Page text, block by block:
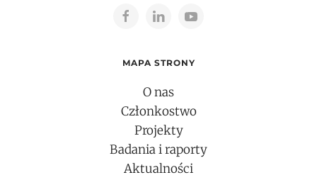
MAPA STRONY
O nas
Członkostwo
Projekty
Badania i raporty
Aktualności